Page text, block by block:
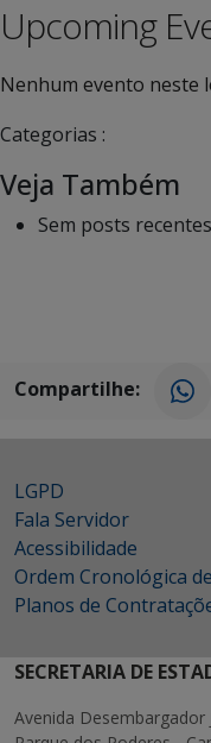
Upcoming
Nenhum evento neste
Categorias :
Veja Também
Sem posts
Compartilhe:
LGPD
Fala Servidor
Acessibilidade
Ordem Cronológica
Planos de
SECRETARIA DE
Avenida Desembargador